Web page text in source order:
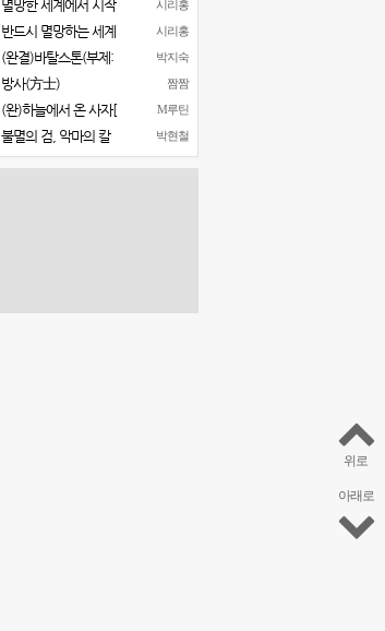
멸망한 세계에서 시작 시리홍
반드시 멸망하는 세계 시리홍
(완결)바탈스톤(부제: 박지숙
방사(方士) 짬짬
(완)하늘에서 온 사자[ M루틴
불멸의 검, 악마의 칼 박현철
위로
아래로